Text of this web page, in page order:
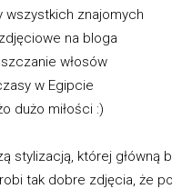
wszystkich znajomych
na bloga
włosów
w Egipcie
dużo miłości :)
stylizacją, której główną
tak dobre zdjęcia, że